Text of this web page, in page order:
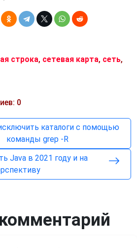
строка, сетевая карта, сеть,
0
каталоги с помощью
команды grep -R
Java в 2021 году и на